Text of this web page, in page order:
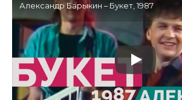
Александр Барыкин – Букет, 1987